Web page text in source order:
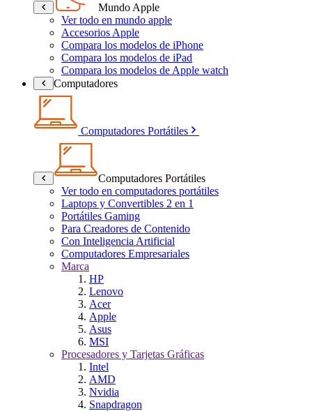
Mundo Apple
Ver todo en mundo apple
Accesorios Apple
Compara los modelos de iPhone
Compara los modelos de iPad
Compara los modelos de Apple watch
Computadores
Computadores Portátiles
Computadores Portátiles
Ver todo en computadores portátiles
Laptops y Convertibles 2 en 1
Portátiles Gaming
Para Creadores de Contenido
Con Inteligencia Artificial
Computadores Empresariales
Marca
HP
Lenovo
Acer
Apple
Asus
MSI
Procesadores y Tarjetas Gráficas
Intel
AMD
Nvidia
Snapdragon